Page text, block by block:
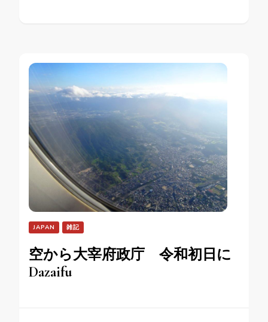
JAPAN 雑記
空から大宰府政庁 令和初日に
Dazaifu